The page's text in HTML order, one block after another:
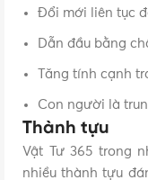
Đổi mới liên tục
Dẫn đầu bằng
Tăng tính cạnh
Con người là
Thành tựu
Vật Tư 365 trong
nhiều thành tựu